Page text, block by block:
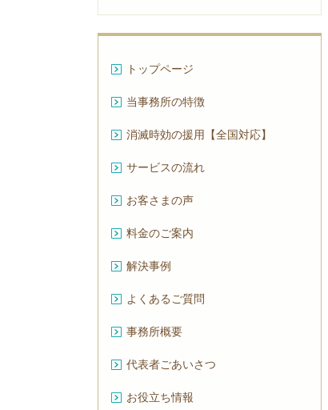
トップページ
当事務所の特徴
消滅時効の援用【全国対応】
サービスの流れ
お客さまの声
料金のご案内
解決事例
よくあるご質問
事務所概要
代表者ごあいさつ
お役立ち情報